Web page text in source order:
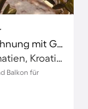
Voll ausgestattete gemütliche Wohnung mit Grill, Terrasse und Garten
Trogir, Gespanschaft Split-Dalmatien, Kroatien
Balkon für